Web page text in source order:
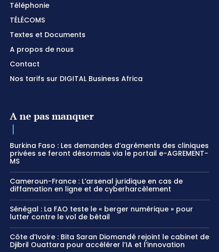
Téléphonie
TÉLÉCOMS
Textes et Documents
A propos de nous
Contact
Nos tarifs sur DIGITAL Business Africa
A ne pas manquer
Burkina Faso : Les demandes d’agréments des cliniques
privées se feront désormais via le portail e-AGREMENT-
MS
Cameroun-France : L’arsenal juridique en cas de
diffamation en ligne et de cyberharcèlement
Sénégal : La FAO teste le « berger numérique » pour
lutter contre le vol de bétail
Côte d’Ivoire : Bita Saran Diomandé rejoint le cabinet de
Djibril Ouattara pour accélérer l’IA et l’innovation